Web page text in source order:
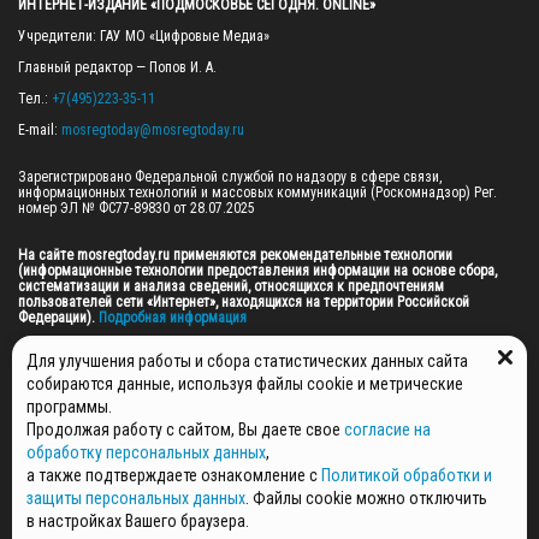
ИНТЕРНЕТ-ИЗДАНИЕ «ПОДМОСКОВЬЕ СЕГОДНЯ. ONLINE»
Учредители: ГАУ МО «Цифровые Медиа»
Главный редактор — Попов И. А.
Тел.: +7(495)223-35-11
E-mail: mosregtoday@mosregtoday.ru
Зарегистрировано Федеральной службой по надзору в сфере связи,
информационных технологий и массовых коммуникаций (Роскомнадзор) Рег.
номер ЭЛ № ФС77-89830 от 28.07.2025
На сайте mosregtoday.ru применяются рекомендательные технологии
(информационные технологии предоставления информации на основе сбора,
систематизации и анализа сведений, относящихся к предпочтениям
пользователей сети «Интернет», находящихся на территории Российской
Федерации). Подробная информация
© 2026 ПРАВА НА ВСЕ МАТЕРИАЛЫ САЙТА ПРИНАДЛЕЖАТ ГАУ МО "ЦИФРОВЫЕ
МЕДИА" (ОГРН: 1255000059467).
ПОЛИТИКА ОБРАБОТКИ И ЗАЩИТЫ ПЕРСОНАЛЬНЫХ ДАННЫХ
НОВОСТИ
ГАЗЕТЫ
РЕКЛАМОДАТЕЛЯМ
Для улучшения работы и сбора статистических данных сайта
собираются данные, используя файлы cookie и метрические
программы.
Продолжая работу с сайтом, Вы даете свое согласие на
обработку персональных данных,
а также подтверждаете ознакомление с Политикой обработки и
защиты персональных данных . Файлы cookie можно отключить
в настройках Вашего браузера.